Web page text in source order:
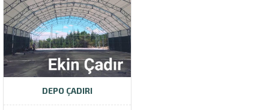
DEPO ÇADIRI